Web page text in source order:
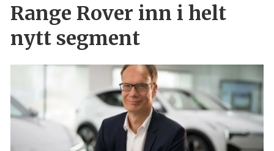
Range Rover inn i helt
nytt segment